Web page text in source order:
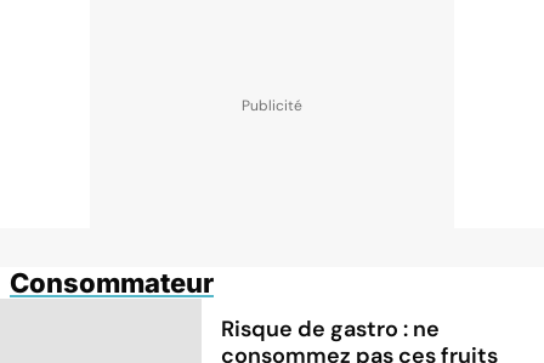
Consommateur
Risque de gastro : ne
consommez pas ces fruits